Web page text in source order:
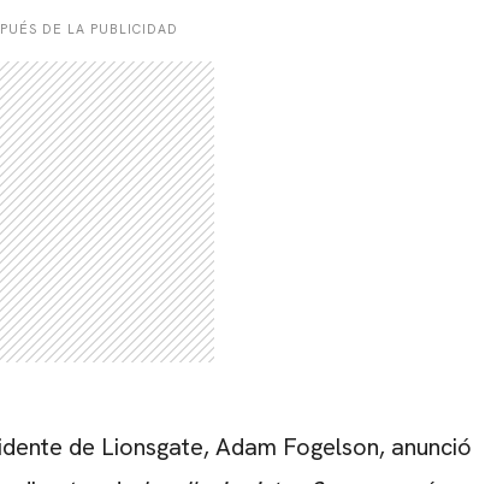
DE LA PUBLICIDAD
de Lionsgate, Adam Fogelson, anunció